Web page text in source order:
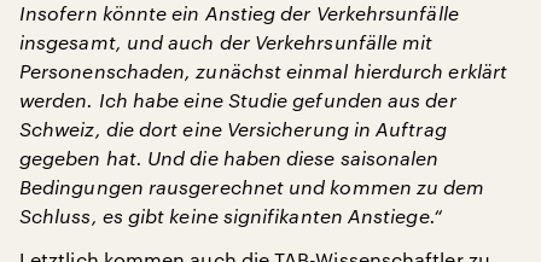
Insofern könnte ein Anstieg der Verkehrsunfälle
insgesamt, und auch der Verkehrsunfälle mit
Personenschaden, zunächst einmal hierdurch erklärt
werden. Ich habe eine Studie gefunden aus der
Schweiz, die dort eine Versicherung in Auftrag
gegeben hat. Und die haben diese saisonalen
Bedingungen rausgerechnet und kommen zu dem
Schluss, es gibt keine signifikanten Anstiege.“